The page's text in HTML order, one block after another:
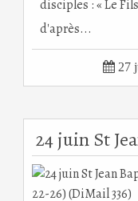
disciples : « Le
d'après...
 27